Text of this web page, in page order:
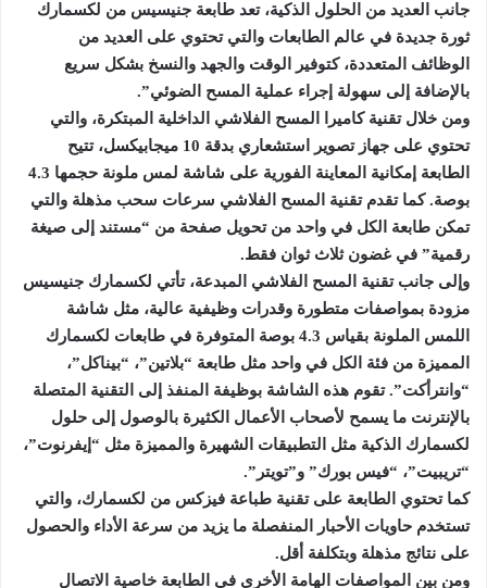
جانب العديد من الحلول الذكية، تعد طابعة جنيسيس من لكسمارك
ثورة جديدة في عالم الطابعات والتي تحتوي على العديد من
الوظائف المتعددة، كتوفير الوقت والجهد والنسخ بشكل سريع
بالإضافة إلى سهولة إجراء عملية المسح الضوئي”.
ومن خلال تقنية كاميرا المسح الفلاشي الداخلية المبتكرة، والتي
تحتوي على جهاز تصوير استشعاري بدقة 10 ميجابيكسل، تتيح
الطابعة إمكانية المعاينة الفورية على شاشة لمس ملونة حجمها 4.3
بوصة. كما تقدم تقنية المسح الفلاشي سرعات سحب مذهلة والتي
تمكن طابعة الكل في واحد من تحويل صفحة من “مستند إلى صيغة
رقمية” في غضون ثلاث ثوان فقط.
وإلى جانب تقنية المسح الفلاشي المبدعة، تأتي لكسمارك جنيسيس
مزودة بمواصفات متطورة وقدرات وظيفية عالية، مثل شاشة
اللمس الملونة بقياس 4.3 بوصة المتوفرة في طابعات لكسمارك
المميزة من فئة الكل في واحد مثل طابعة “بلاتين”، “بيناكل”،
“وانترأكت”. تقوم هذه الشاشة بوظيفة المنفذ إلى التقنية المتصلة
بالإنترنت ما يسمح لأصحاب الأعمال الكثيرة بالوصول إلى حلول
لكسمارك الذكية مثل التطبيقات الشهيرة والمميزة مثل “إيفرنوت”،
“تريبيت”، “فيس بورك” و”تويتر”.
كما تحتوي الطابعة على تقنية طباعة فيزكس من لكسمارك، والتي
تستخدم حاويات الأحبار المنفصلة ما يزيد من سرعة الأداء والحصول
على نتائج مذهلة وبتكلفة أقل.
ومن بين المواصفات الهامة الأخرى في الطابعة خاصية الاتصال